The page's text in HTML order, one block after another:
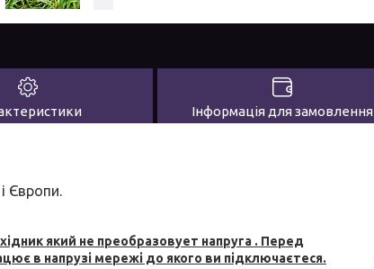
Інформація для замовлення
Європи.
який не преобразовует напруга . Перед
в напрузі мережі до якого ви підключаєтеся.